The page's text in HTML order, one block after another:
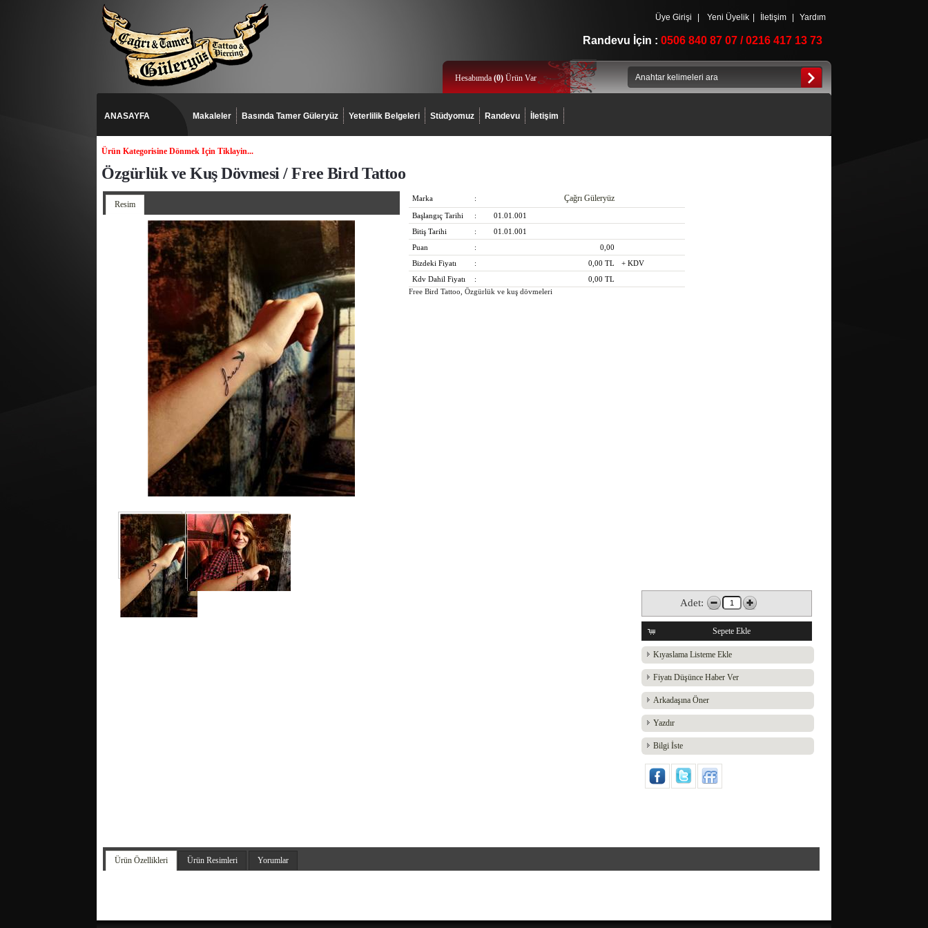
Üye Girişi Yeni Üyelik İletişim Yardım
Randevu İçin : 0506 840 87 07 / 0216 417 13 73
Hesabımda(0) Ürün Var
ANASAYFA Makaleler Basında Tamer Güleryüz Yeterlilik Belgeleri Stüdyomuz Randevu İletişim
Ürün Kategorisine Dönmek Için Tiklayin...
Özgürlük ve Kuş Dövmesi / Free Bird Tattoo
Resim
Marka : Çağrı Güleryüz
Başlangıç Tarihi :
01.01.001
Bitiş Tarihi
:
01.01.001
Puan
:
0,00
Bizdeki Fiyatı
: 0,00 TL
+ KDV
Kdv Dahil Fiyatı
: 0,00 TL
Free Bird Tattoo, Özgürlük ve kuş dövmeleri
Adet:
Sepete Ekle
Kıyaslama Listeme Ekle
Fiyatı Düşünce Haber Ver
Arkadaşına Öner
Yazdır
Bilgi İste
Ürün Özellikleri Ürün Resimleri Yorumlar